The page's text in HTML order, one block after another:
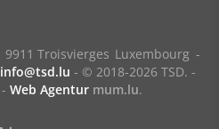
9911 Troisvierges Luxembourg -
info@tsd.lu - © 2018-2026 TSD. -
- Web Agentur mum.lu.